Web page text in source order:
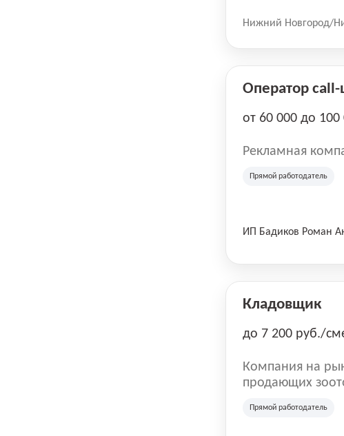
Нижний Новгород/
Оператор call-
от 60 000 до
Рекламная
Прямой работодатель
ИП Бадиков Роман
Кладовщик
до 7 200 руб./
Компания на
продающих
крупнейших
Прямой работодатель